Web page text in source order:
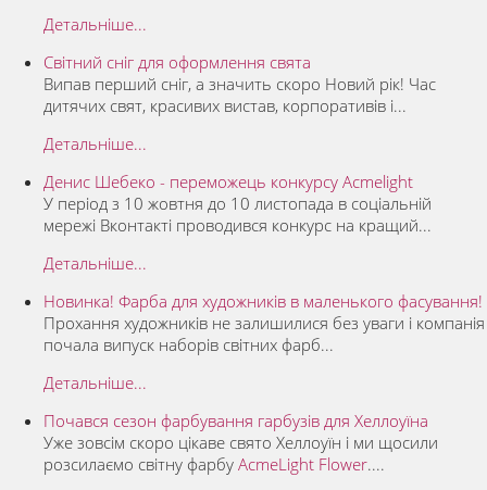
Детальніше...
Світний сніг для оформлення свята
Випав перший сніг, а значить скоро Новий рік! Час
дитячих свят, красивих вистав, корпоративів і...
Детальніше...
Денис Шебеко - переможець конкурсу Acmelight
У період з 10 жовтня до 10 листопада в соціальній
мережі Вконтакті проводився конкурс на кращий...
Детальніше...
Новинка! Фарба для художників в маленького фасування!
Прохання художників не залишилися без уваги і компанія
почала випуск наборів світних фарб...
Детальніше...
Почався сезон фарбування гарбузів для Хеллоуїна
Уже зовсім скоро цікаве свято Хеллоуїн і ми щосили
розсилаємо світну фарбу AcmeLight Flower....